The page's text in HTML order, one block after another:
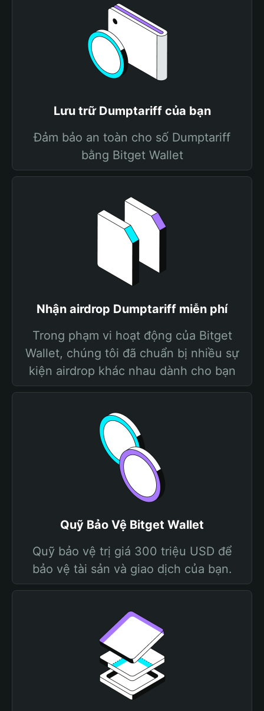
Lưu trữ Dumptariff của bạn
Đảm bảo an toàn cho số Dumptariff
bằng Bitget Wallet
Nhận airdrop Dumptariff miễn phí
Trong phạm vi hoạt động của Bitget
Wallet, chúng tôi đã chuẩn bị nhiều sự
kiện airdrop khác nhau dành cho bạn
Quỹ Bảo Vệ Bitget Wallet
Quỹ bảo vệ trị giá 300 triệu USD để
bảo vệ tài sản và giao dịch của bạn.